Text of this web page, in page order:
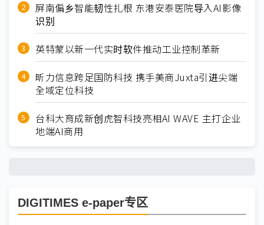
屏南偏乡智能韧性扎根 东港安泰医院导入AI影像
识别
英特蒙以新一代实时软件推动工业控制革新
昕力信息跨足国防科技 携手美商Juxta引进尖端
全域定位科技
台科大育成新创虎智科技亮相AI WAVE 主打企业
地端AI商用
DIGITIMES e-paper专区